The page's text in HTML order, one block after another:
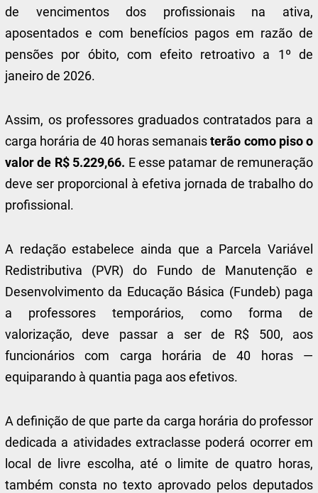
de vencimentos dos profissionais na ativa,
aposentados e com benefícios pagos em razão de
pensões por óbito, com efeito retroativo a 1º de
janeiro de 2026.
Assim, os professores graduados contratados para a
carga horária de 40 horas semanaisterão como piso o
valor de R$ 5.229,66. E esse patamar de remuneração
deve ser proporcional à efetiva jornada de trabalho do
profissional.
A redação estabelece ainda que a Parcela Variável
Redistributiva (PVR) do Fundo de Manutenção e
Desenvolvimento da Educação Básica (Fundeb) paga
a professores temporários, como forma de
valorização, deve passar a ser de R$ 500, aos
funcionários com carga horária de 40 horas —
equiparando à quantia paga aos efetivos.
A definição de que parte da carga horária do professor
dedicada a atividades extraclasse poderá ocorrer em
local de livre escolha, até o limite de quatro horas,
também consta no texto aprovado pelos deputados